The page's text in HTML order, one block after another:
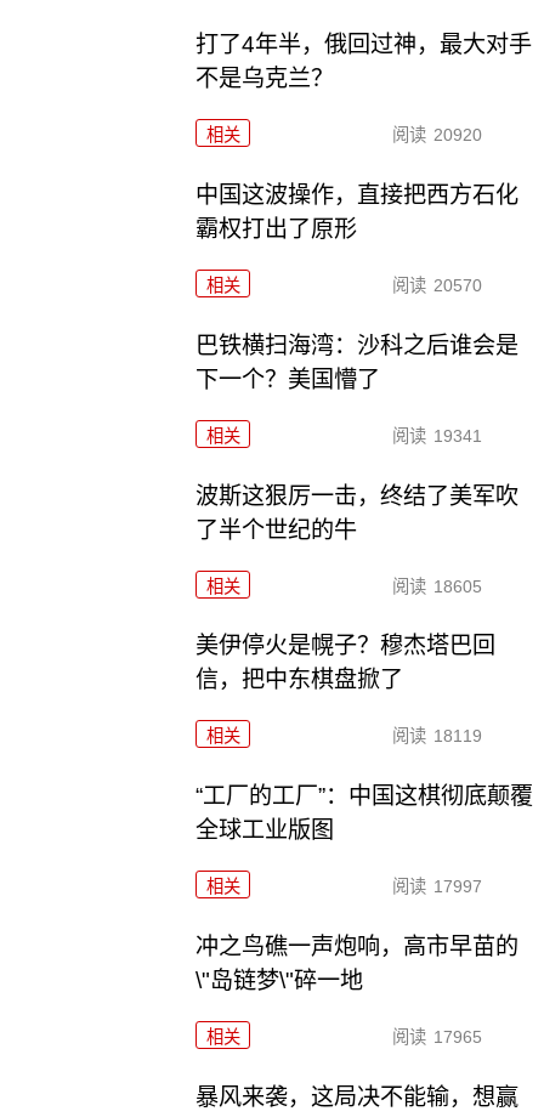
打了4年半，俄回过神，最大对手
不是乌克兰？
相关 阅读 20920
中国这波操作，直接把西方石化
霸权打出了原形
相关 阅读 20570
巴铁横扫海湾：沙科之后谁会是
下一个？美国懵了
相关 阅读 19341
波斯这狠厉一击，终结了美军吹
了半个世纪的牛
相关 阅读 18605
美伊停火是幌子？穆杰塔巴回
信，把中东棋盘掀了
相关 阅读 18119
“工厂的工厂”：中国这棋彻底颠覆
全球工业版图
相关 阅读 17997
冲之鸟礁一声炮响，高市早苗的
\"岛链梦\"碎一地
相关 阅读 17965
暴风来袭，这局决不能输，想赢